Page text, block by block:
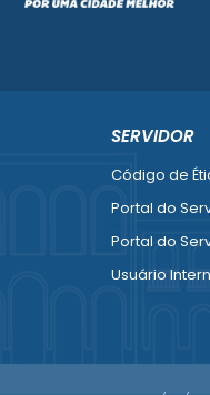
SERVIDOR
Código de
Portal do
Portal do
Usuário